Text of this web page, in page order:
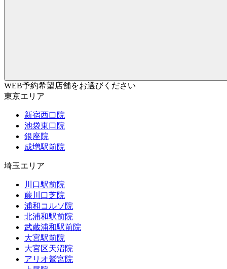
WEB予約希望店舗をお選びください
東京エリア
新宿西口院
池袋東口院
銀座院
成増駅前院
埼玉エリア
川口駅前院
蕨川口芝院
浦和コルソ院
北浦和駅前院
武蔵浦和駅前院
大宮駅前院
大宮区天沼院
アリオ鷲宮院